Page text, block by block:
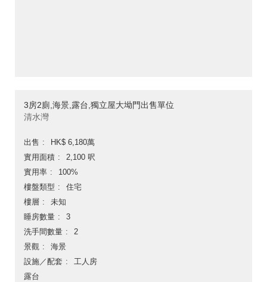
3房2廁,海景,露台,獨立屋大坳門出售單位
清水灣
出售
HK$ 6,180萬
實用面積
2,100 呎
實用率
100%
樓盤類型
住宅
樓層
未知
睡房數量
3
洗手間數量
2
景觀
海景
設施／配套
工人房
露台